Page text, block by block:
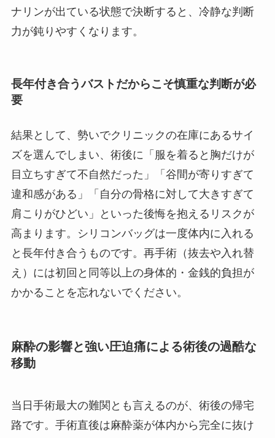
ナリンが出ている状態で決断すると、冷静な判断
力が鈍りやすくなります。
長年付き合うバストだからこそ慎重な判断が必
要
結果として、勢いでクリニックの在庫にあるサイ
ズを選んでしまい、術後に「服を着ると胸だけが
目立ちすぎて不自然だった」「谷間が寄りすぎて
違和感がある」「自分の骨格に対して大きすぎて
肩こりがひどい」といった後悔を抱えるリスクが
高まります。シリコンバッグは一度体内に入れる
と長年付き合うものです。再手術（抜去や入れ替
え）には初回と同等以上の身体的・金銭的負担が
かかることを忘れないでください。
麻酔の影響と強い圧迫痛による術後の過酷な
移動
当日手術最大の難関とも言えるのが、術後の帰宅
路です。手術直後は麻酔薬が体内から完全に抜け